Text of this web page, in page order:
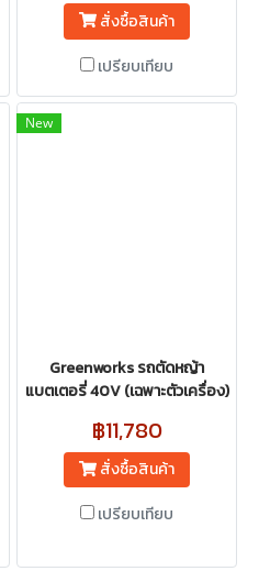
สั่งซื้อสินค้า
เปรียบเทียบ
New
Greenworks รถตัดหญ้า
แบตเตอรี่ 40V (เฉพาะตัวเครื่อง)
฿11,780
สั่งซื้อสินค้า
เปรียบเทียบ